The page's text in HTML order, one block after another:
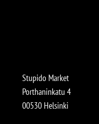
Stupido Market
Porthaninkatu 4
00530 Helsinki